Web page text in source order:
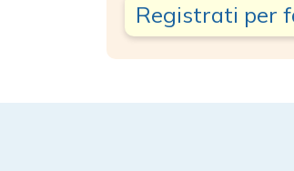
Registrati per